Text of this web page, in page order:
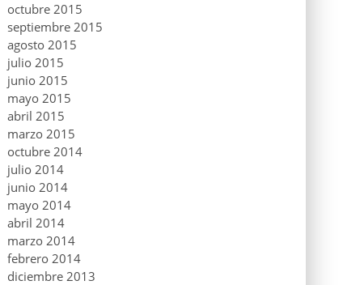
octubre 2015
septiembre 2015
agosto 2015
julio 2015
junio 2015
mayo 2015
abril 2015
marzo 2015
octubre 2014
julio 2014
junio 2014
mayo 2014
abril 2014
marzo 2014
febrero 2014
diciembre 2013